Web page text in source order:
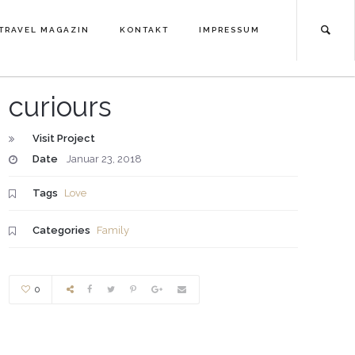
MAGAZIN KONTAKT IMPRESSUM
curiours
Visit Project
Date
Januar 23, 2018
Tags Love
Categories Family
0